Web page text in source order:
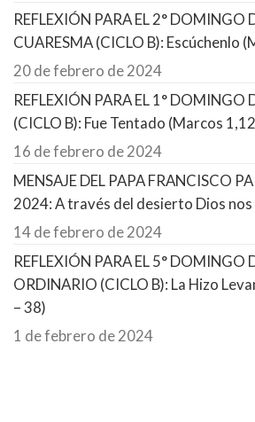
REFLEXIÓN PARA EL 2° DOMINGO
CUARESMA (CICLO B): Escúchenlo
20 de febrero de 2024
REFLEXIÓN PARA EL 1° DOMINGO
(CICLO B): Fue Tentado (Marcos
16 de febrero de 2024
MENSAJE DEL PAPA FRANCISCO
2024: A través del desierto Dios
14 de febrero de 2024
REFLEXIÓN PARA EL 5° DOMINGO
ORDINARIO (CICLO B): La Hizo
– 38)
1 de febrero de 2024